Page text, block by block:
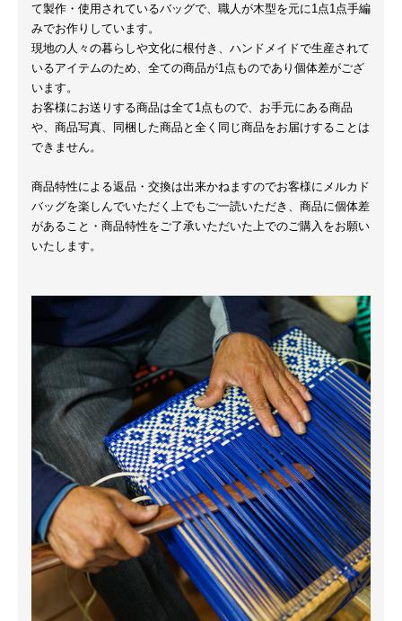
て製作・使用されているバッグで、職人が木型を元に1点1点手編
みでお作りしています。
現地の人々の暮らしや文化に根付き、ハンドメイドで生産されて
いるアイテムのため、全ての商品が1点ものであり個体差がござ
います。
お客様にお送りする商品は全て1点もので、お手元にある商品
や、商品写真、同梱した商品と全く同じ商品をお届けすることは
できません。
商品特性による返品・交換は出来かねますのでお客様にメルカド
バッグを楽しんでいただく上でもご一読いただき、商品に個体差
があること・商品特性をご了承いただいた上でのご購入をお願い
いたします。